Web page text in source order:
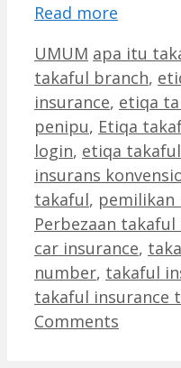
Read more
Categories
UMUM Tags
apa itu
takaful branch,
insurance, etiqa
penipu, Etiqa
login, etiqa
insurans
takaful, pemilikan
Perbezaan
car insurance,
number, takaful
takaful insurance
Comments